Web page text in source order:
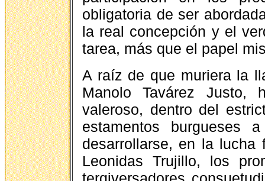
obligatoria de ser
la real concepción y el
tarea, más que el papel
A raíz de que muriera la
Manolo Tavárez Justo,
valeroso, dentro del
estamentos burgueses
desarrollarse, en la lucha
Leonidas Trujillo, los